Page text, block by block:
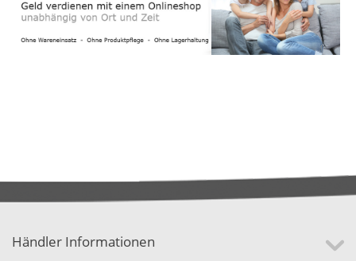
Händler Informationen